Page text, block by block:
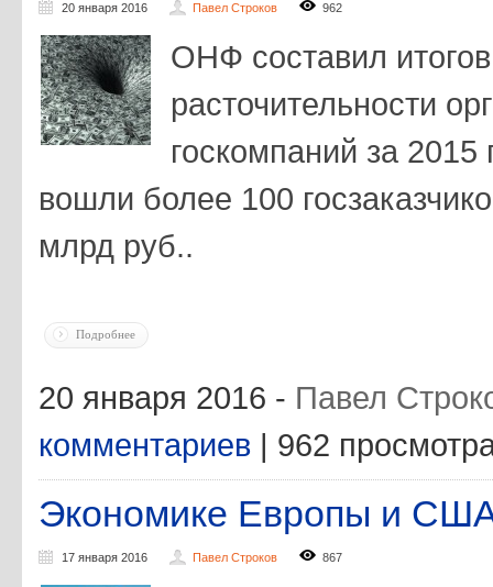
20 января 2016 Павел Строков 962
ОНФ составил
расточительности
госкомпаний за 2015
вошли более 100
млрд руб..
Подробнее
20 января 2016 - Павел
комментариев | 962
Экономике Европы и США
17 января 2016 Павел Строков 867